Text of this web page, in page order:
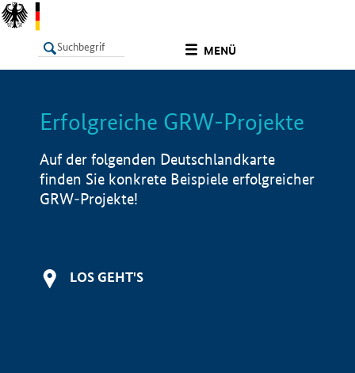
MENÜ
LISTE Info
Erfolgreiche GRW-Projekte
Auf der folgenden Deutschlandkarte
finden Sie konkrete Beispiele erfolgreicher
GRW-Projekte!
LOS GEHT'S